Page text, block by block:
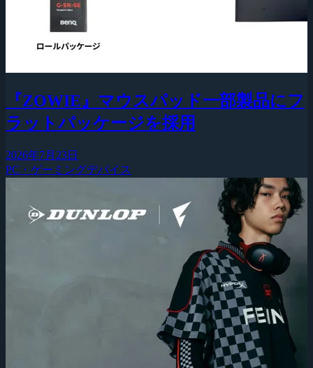
『ZOWIE』マウスパッド一部製品にフ
ラットパッケージを採用
2026年7月23日
PC・ゲーミングデバイス